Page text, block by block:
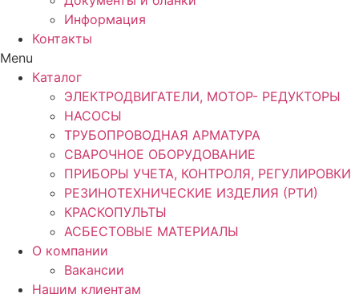
Информация
Контакты
Menu
Каталог
ЭЛЕКТРОДВИГАТЕЛИ, МОТОР- РЕДУКТОРЫ
НАСОСЫ
ТРУБОПРОВОДНАЯ АРМАТУРА
СВАРОЧНОЕ ОБОРУДОВАНИЕ
ПРИБОРЫ УЧЕТА, КОНТРОЛЯ, РЕГУЛИРОВКИ
РЕЗИНОТЕХНИЧЕСКИЕ ИЗДЕЛИЯ (РТИ)
КРАСКОПУЛЬТЫ
АСБЕСТОВЫЕ МАТЕРИАЛЫ
О компании
Вакансии
Нашим клиентам